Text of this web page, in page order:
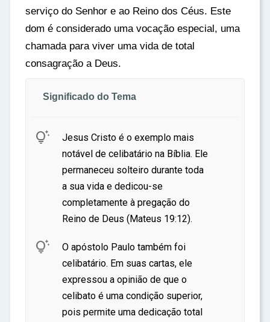
serviço do Senhor e ao Reino dos Céus. Este
dom é considerado uma vocação especial, uma
chamada para viver uma vida de total
consagração a Deus.
Significado do Tema

Jesus Cristo é o exemplo mais
notável de celibatário na Bíblia. Ele
permaneceu solteiro durante toda
a sua vida e dedicou-se
completamente à pregação do
Reino de Deus (Mateus 19:12).

O apóstolo Paulo também foi
celibatário. Em suas cartas, ele
expressou a opinião de que o
celibato é uma condição superior,
pois permite uma dedicação total